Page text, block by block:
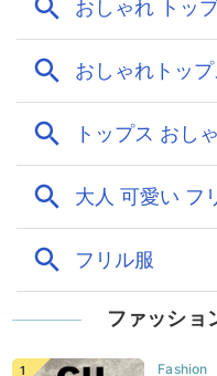
ファッショ